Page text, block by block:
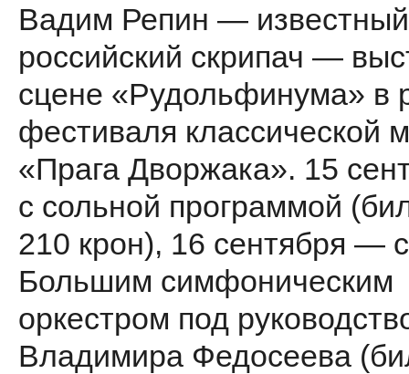
Вадим Репин — известный
российский скрипач —
сцене «Рудольфинума» в
фестиваля классической
«Прага Дворжака». 15
с сольной программой
210 крон), 16 сентября — с
Большим симфоническим
оркестром под
Владимира Федосеева